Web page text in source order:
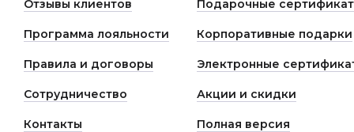
Отзывы клиентов Подарочные
Программа лояльности Корпоративные подарки
Правила и договоры Электронные
Сотрудничество Акции и скидки
Контакты Полная версия